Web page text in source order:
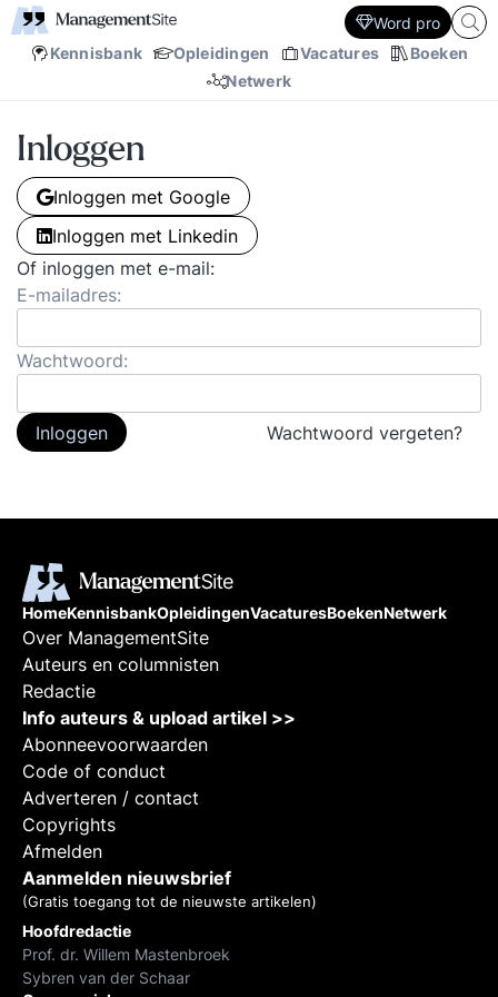
Kennisbank Opleidingen Vacatures
Boeken
Netwerk
Word pro
Inloggen
Inloggen met Google
Inloggen met Linkedin
Of inloggen met e-mail:
E-mailadres:
Wachtwoord:
Inloggen Wachtwoord vergeten?
HomeKennisbankOpleidingenVacaturesBoekenNetwerk
Over ManagementSite
Auteurs en columnisten
Redactie
Info auteurs & upload artikel >>
Abonneevoorwaarden
Code of conduct
Adverteren / contact
Copyrights
Afmelden
Aanmelden nieuwsbrief
(Gratis toegang tot de nieuwste artikelen)
Hoofdredactie
Prof. dr. Willem Mastenbroek
Sybren van der Schaar